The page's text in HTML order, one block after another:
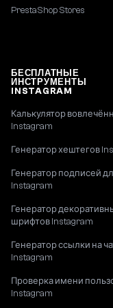
PrestaShop Stores
БЕСПЛАТНЫЕ
ИНСТРУМЕНТЫ
INSTAGRAM
Калькулятор
Instagram
Генератор хештегов
Генератор подписей
Instagram
Генератор
шрифтов Instagram
Генератор ссылки на
Instagram
Проверка имени
Instagram